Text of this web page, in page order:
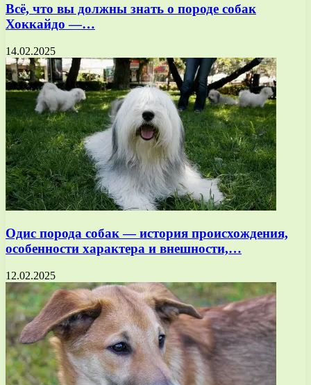
Всё, что вы должны знать о породе собак
Хоккайдо —…
14.02.2025
Одис порода собак — история происхождения,
особенности характера и внешности,…
12.02.2025